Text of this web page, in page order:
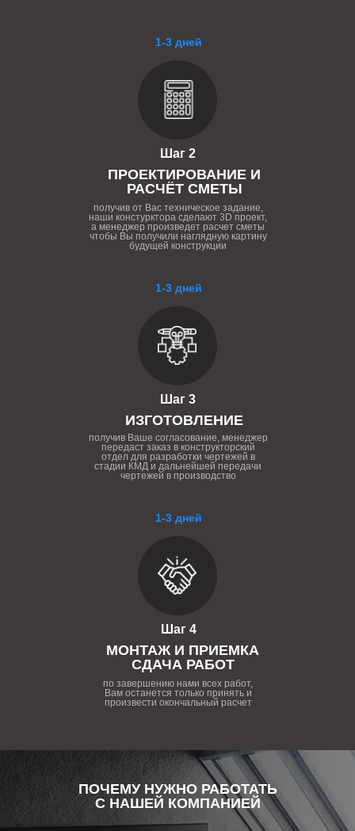
1-3 дней
Шаг 4
МОНТАЖ И ПРИЕМКА
СДАЧА РАБОТ
по завершению нами всех работ,
Вам останется только принять и
произвести окончальный расчет
1-3 дней
Шаг 3
ИЗГОТОВЛЕНИЕ
получив Ваше согласование, менеджер
передаст заказ в конструкторский
отдел для разработки чертежей в
стадии КМД и дальнейшей передачи
чертежей в производство
1-3 дней
Шаг 2
ПРОЕКТИРОВАНИЕ И
РАСЧЁТ СМЕТЫ
получив от Вас техническое задание,
наши констурктора сделают 3D проект,
а менеджер произведет расчет сметы
чтобы Вы получили наглядную картину
будущей конструкции
ПОЧЕМУ НУЖНО РАБОТАТЬ
С НАШЕЙ КОМПАНИЕЙ